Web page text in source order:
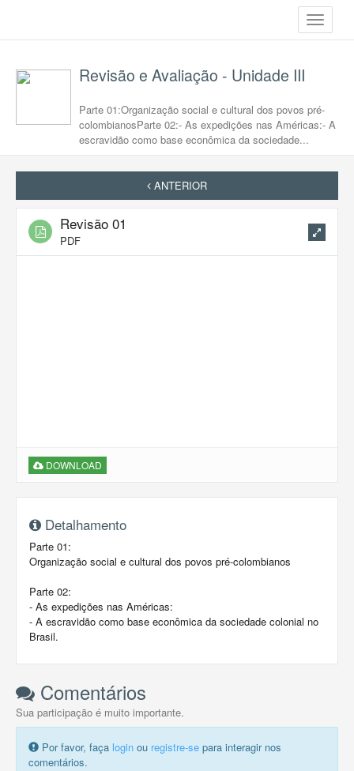
Toggle
Revisão e Avaliação - Unidade III
Parte 01:Organização social e cultural dos povos pré-
colombianosParte 02:- As expedições nas Américas:- A
escravidão como base econômica da sociedade...
ANTERIOR
Revisão 01
PDF
DOWNLOAD
Detalhamento
Parte 01:
Organização social e cultural dos povos pré-colombianos
Parte 02:
- As expedições nas Américas:
- A escravidão como base econômica da sociedade colonial no
Brasil.
Comentários
Sua participação é muito importante.
Por favor, faça login ou registre-se para interagir nos
comentários.